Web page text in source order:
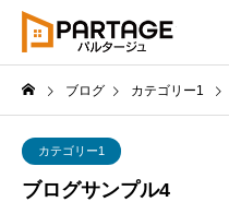
ブログ カテゴリー1
カテゴリー1
ブログサンプル4